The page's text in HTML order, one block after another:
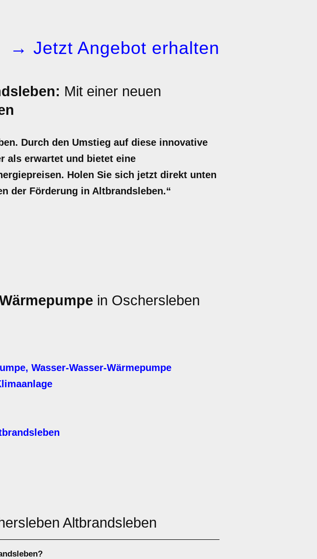
→ Jetzt Angebot erhalten
Mit einer neuen
Durch den Umstieg auf diese innovative
als erwartet und bietet eine
Holen Sie sich jetzt direkt unten
der Förderung in Altbrandsleben.“
in Oschersleben
Wasser-Wasser-Wärmepumpe
Altbrandsleben